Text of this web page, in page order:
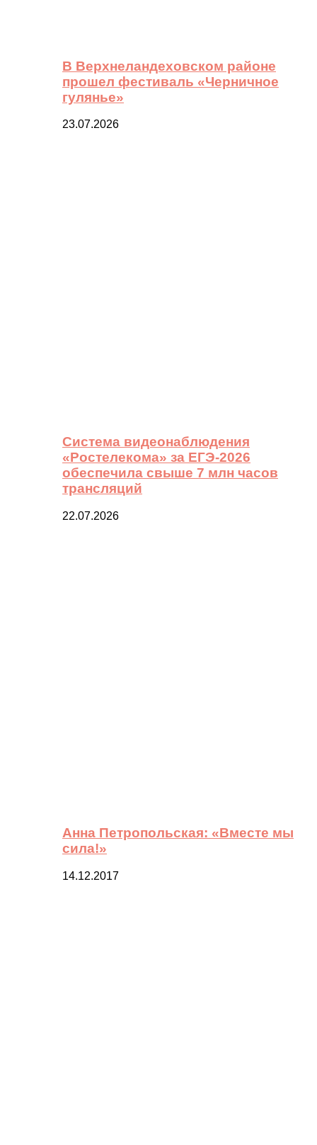
В Верхнеландеховском районе
прошел фестиваль «Черничное
гулянье»
23.07.2026
Система видеонаблюдения
«Ростелекома» за ЕГЭ-2026
обеспечила свыше 7 млн часов
трансляций
22.07.2026
Анна Петропольская: «Вместе мы
сила!»
14.12.2017